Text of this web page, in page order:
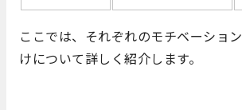
ここでは、それぞれのモチベーショ
けについて詳しく紹介します。